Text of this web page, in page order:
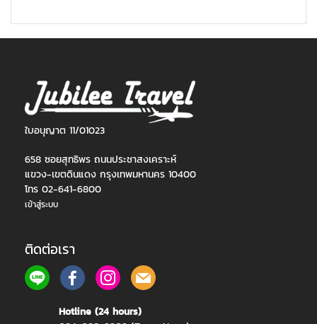
ใบอนุญาต 11/01023
658 ซอยสุทธิพร ถนนประชาสงเคราะห์
แขวง-เขตดินแดง กรุงเทพมหานคร 10400
โทร 02-641-6800
เข้าสู่ระบบ
ติดต่อเรา
Hotline (24 hours)